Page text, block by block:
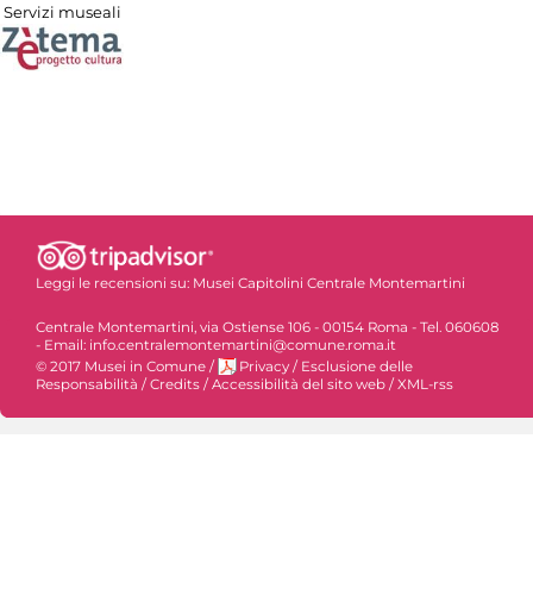
Servizi museali
Leggi le recensioni su: Musei Capitolini Centrale Montemartini
Centrale Montemartini, via Ostiense 106 - 00154 Roma - Tel. 060608
- Email: info.centralemontemartini@comune.roma.it
© 2017 Musei in Comune / Privacy / Esclusione delle
Responsabilità /Credits /Accessibilità del sito web /XML-rss